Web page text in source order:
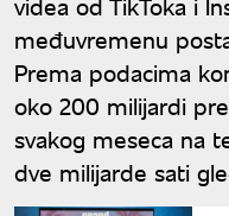
međuvremenu
Prema podacima
oko 200 milijardi
svakog meseca na
dve milijarde sati